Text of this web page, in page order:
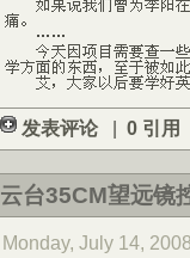
发表评论 | 0 引用
云台35CM望远镜
Monday, July 14,